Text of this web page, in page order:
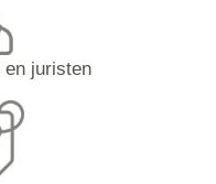
en juristen